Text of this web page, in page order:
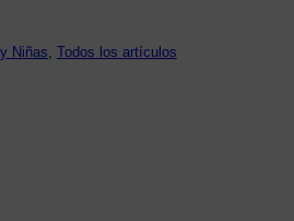
Niñas Todos los artículos